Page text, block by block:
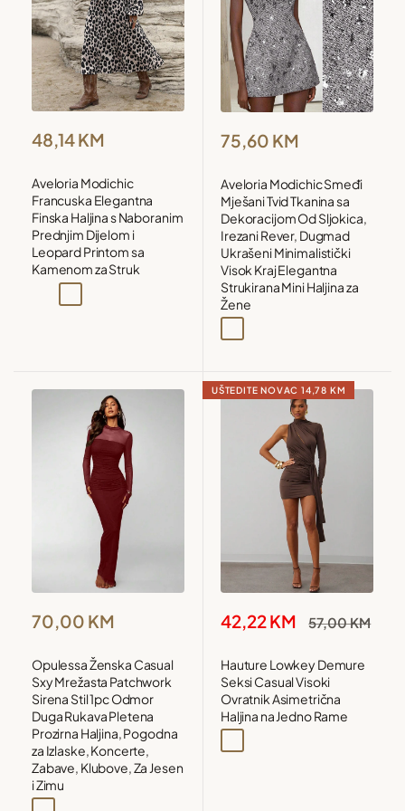
Sačuvaj
Snižena
cijena
48,14 KM
Aveloria Modichic
Francuska Elegantna
Finska Haljina s Naboranim
Prednjim Dijelom i
Leopard Printom sa
Kamenom za Struk
Snižena
cijena
75,60 KM
Aveloria Modichic Smeđi
Mješani Tvid Tkanina sa
Dekoracijom Od Sljokica,
Irezani Rever, Dugmad
Ukrašeni Minimalistički
Visok Kraj Elegantna
Strukirana Mini Haljina za
Žene
Snižena
cijena
70,00 KM
Opulessa Ženska Casual
Sxy Mrežasta Patchwork
Sirena Stil 1pc Odmor
Duga Rukava Pletena
Prozirna Haljina, Pogodna
za Izlaske, Koncerte,
Zabave, Klubove, Za Jesen
i Zimu
UŠTEDITE NOVAC14,78 KM
Snižena
cijena
42,22 KM Redovna
cijena
57,00 KM
Hauture Lowkey Demure
Seksi Casual Visoki
Ovratnik Asimetrična
Haljina na Jedno Rame